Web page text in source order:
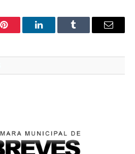
Pinterest LinkedInTumblr
E-